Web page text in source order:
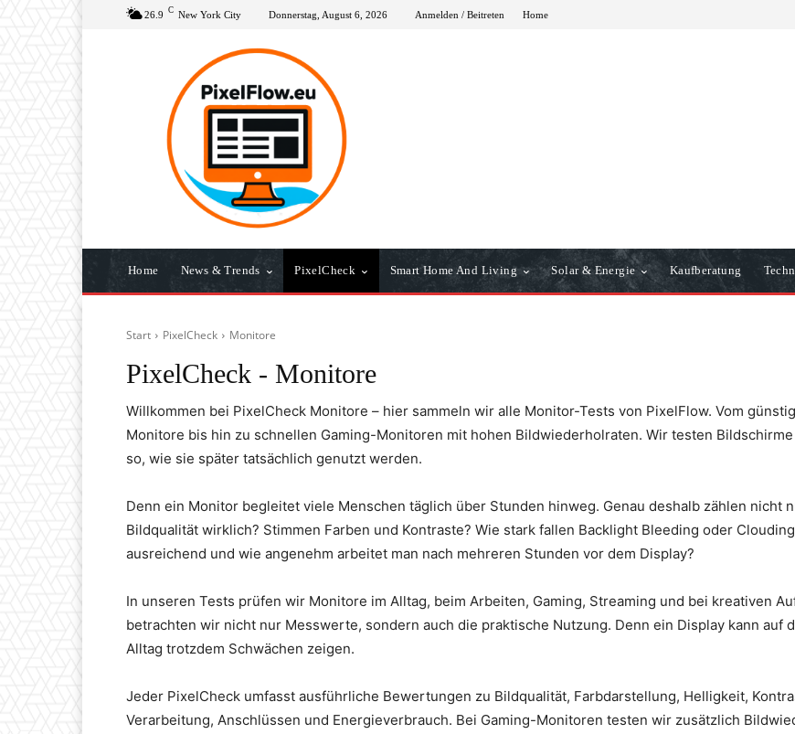
26.9 C New York City Donnerstag, August 6, 2026 Anmelden / Beitreten Home
Home News & Trends PixelCheck Smart Home And Living Solar & Energie Kaufberatung
Start PixelCheck Monitore
PixelCheck - Monitore
Willkommen bei PixelCheck Monitore – hier sammeln wir alle Monitor-Tests von PixelFlow. Vom
Monitore bis hin zu schnellen Gaming-Monitoren mit hohen Bildwiederholraten. Wir testen
so, wie sie später tatsächlich genutzt werden.
Denn ein Monitor begleitet viele Menschen täglich über Stunden hinweg. Genau deshalb zählen nicht
Bildqualität wirklich? Stimmen Farben und Kontraste? Wie stark fallen Backlight Bleeding oder
ausreichend und wie angenehm arbeitet man nach mehreren Stunden vor dem Display?
In unseren Tests prüfen wir Monitore im Alltag, beim Arbeiten, Gaming, Streaming und bei kreativen
betrachten wir nicht nur Messwerte, sondern auch die praktische Nutzung. Denn ein Display kann auf
Alltag trotzdem Schwächen zeigen.
Jeder PixelCheck umfasst ausführliche Bewertungen zu Bildqualität, Farbdarstellung, Helligkeit,
Verarbeitung, Anschlüssen und Energieverbrauch. Bei Gaming-Monitoren testen wir zusätzlich